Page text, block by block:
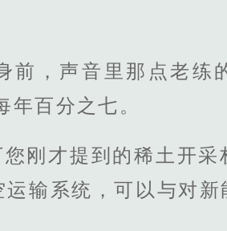
前，声音里那点老练
百分之七。
刚才提到的稀土开采
输系统，可以与对新